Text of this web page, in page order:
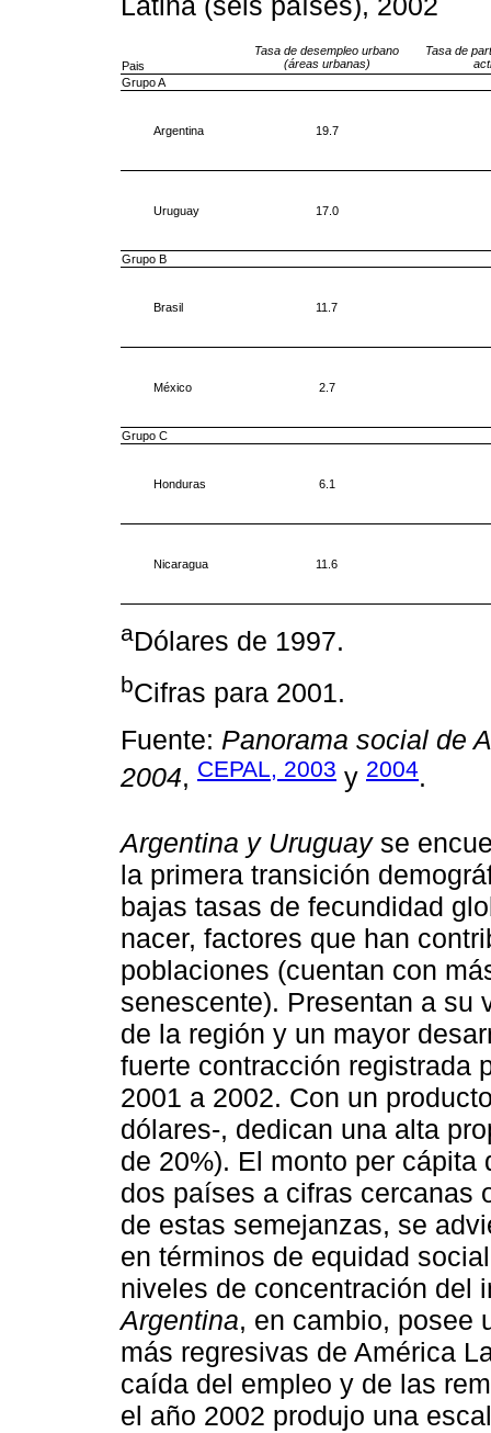
Pais
Tasa de desempleo urbano
(áreas urbanas)
Tasa de
Grupo A
Argentina 19.7
Uruguay 17.0
Grupo B
Brasil 11.7
México 2.7
Grupo C
Honduras 6.1
Nicaragua 11.6
aDólares de 1997.
bCifras para 2001.
Fuente: Panorama social de
2004, CEPAL, 2003 y 2004.
Argentina y Uruguayse
la primera transición
bajas tasas de fecundidad
nacer, factores que han
poblaciones (cuentan con
senescente). Presentan a su
de la región y un mayor
fuerte contracción registrada
2001 a 2002. Con un
dólares-, dedican una alta
de 20%). El monto per
dos países a cifras cercanas
de estas semejanzas, se
en términos de equidad
niveles de concentración del
Argentina, en cambio, posee
más regresivas de América
caída del empleo y de las
el año 2002 produjo una